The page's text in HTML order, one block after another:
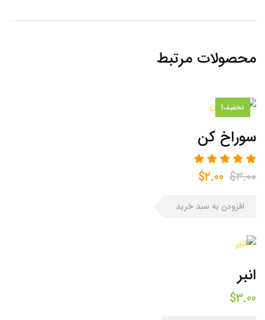
محصولات مرتبط
تخفیف!
سوراخ کن
$3.00
قیمت
$3.00
$2.00
$2.00
افزودن به سبد خرید
انبر
$3.00